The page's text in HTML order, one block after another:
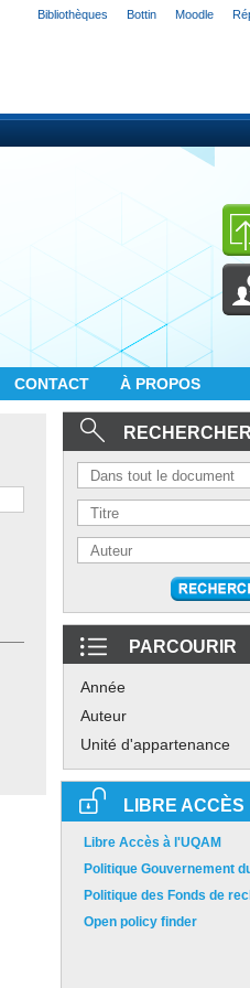
Bibliothèques Bottin Moodle
CONTACT À PROPOS
RECHERCHER
PARCOURIR
Année
Auteur
Unité d'appartenance
LIBRE ACCÈS
Libre Accès à l'UQAM
Politique Gouvernement
Politique des Fonds de
Open policy finder